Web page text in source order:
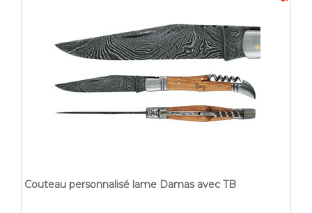
Couteau personnalisé lame Damas avec TB